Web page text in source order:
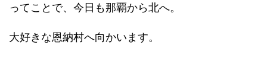
ってことで、今日も那覇から北へ。
大好きな恩納村へ向かいます。